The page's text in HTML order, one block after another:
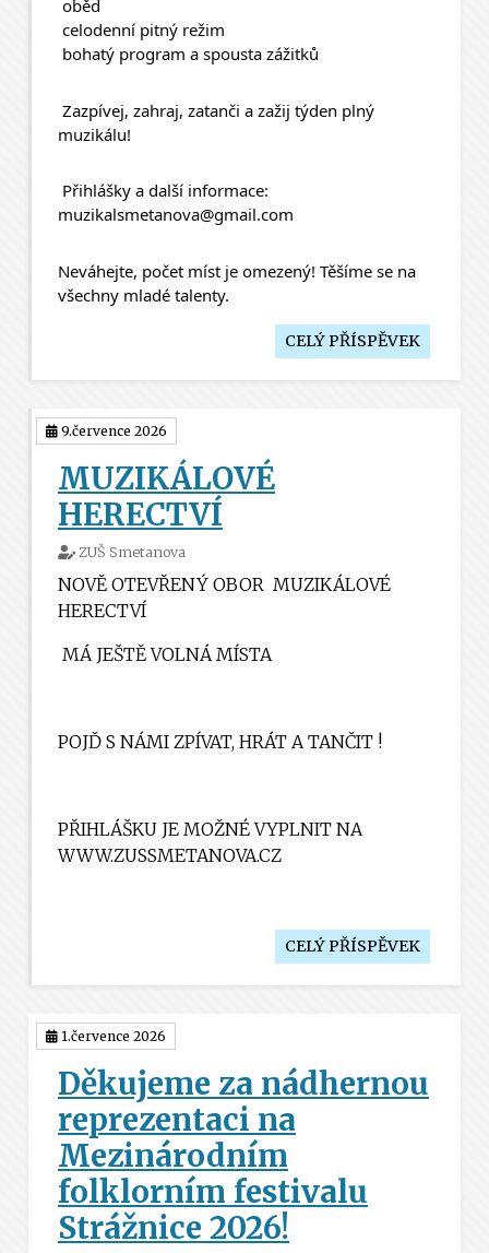
oběd
celodenní pitný režim
bohatý program a spousta zážitků
muzikálu!
Přihlášky a další informace:
muzikalsmetanova@gmail.com
Neváhejte, počet míst je omezený! Těšíme se na
všechny mladé talenty.
CELÝ PŘÍSPĚVEK
9.července 2026
MUZIKÁLOVÉ
HERECTVÍ
ZUŠ Smetanova
NOVĚ OTEVŘENÝ OBOR MUZIKÁLOVÉ
HERECTVÍ
MÁ JEŠTĚ VOLNÁ MÍSTA
POJĎ S NÁMI ZPÍVAT, HRÁT A TANČIT !
PŘIHLÁŠKU JE MOŽNÉ VYPLNIT NA
WWW.ZUSSMETANOVA.CZ
CELÝ PŘÍSPĚVEK
1.července 2026
Děkujeme za nádhernou
reprezentaci na
Mezinárodním
folklorním festivalu
Strážnice 2026!